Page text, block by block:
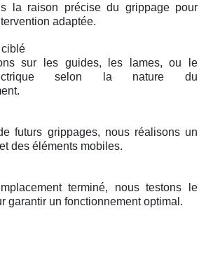
la raison précise du grippage pour
adaptée.
ciblé
sur les guides, les lames, ou le
selon la nature du
futurs grippages, nous réalisons un
des éléments mobiles.
terminé, nous testons le
garantir un fonctionnement optimal.